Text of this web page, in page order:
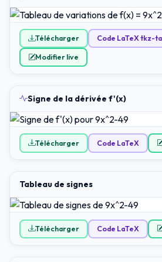
Télécharger Code LaTeX tkz-
Modifier live
Signe de la dérivée f'(x)
Télécharger Code LaTeX
Tableau de signes
Télécharger Code LaTeX